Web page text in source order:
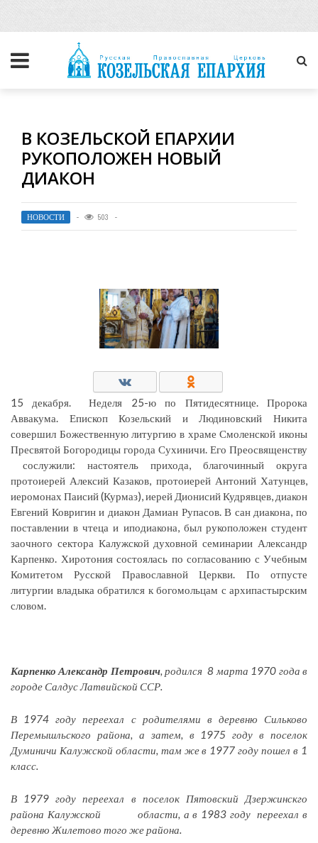
В КОЗЕЛЬСКОЙ ЕПАРХИИ
РУКОПОЛОЖЕН НОВЫЙ
ДИАКОН
НОВОСТИ 503
15 декабря. Неделя 25-ю по Пятидесятнице. Пророка
Аввакума. Епископ Козельский и Людиновский Никита
совершил Божественную литургию в храме Смоленской иконы
Пресвятой Богородицы города Сухиничи. Его Преосвященству
сослужили: настоятель прихода, благочинный округа
протоиерей Алексий Казаков, протоиерей Антоний Хатунцев,
иеромонах Паисий (Курмаз), иерей Дионисий Кудрявцев, диакон
Евгений Ковригин и диакон Дамиан Рупасов. В сан диакона, по
поставлении в чтеца и иподиакона, был рукоположен студент
заочного сектора Калужской духовной семинарии Александр
Карпенко. Хиротония состоялась по согласованию с Учебным
Комитетом Русской Православной Церкви. По отпусте
литургии владыка обратился к богомольцам с архипастырским
словом.
Карпенко Александр Петрович, родился 8 марта 1970 года в
городе Салдус Латвийской ССР.
В 1974 году переехал с родителями в деревню Сильково
Перемышльского района, а затем, в 1975 году в поселок
Думиничи Калужской области, там же в 1977 году пошел в 1
класс.
В 1979 году переехал в поселок Пятовский Дзержинскго
района Калужской области, а в 1983 году переехал в
деревню Жилетово того же района.